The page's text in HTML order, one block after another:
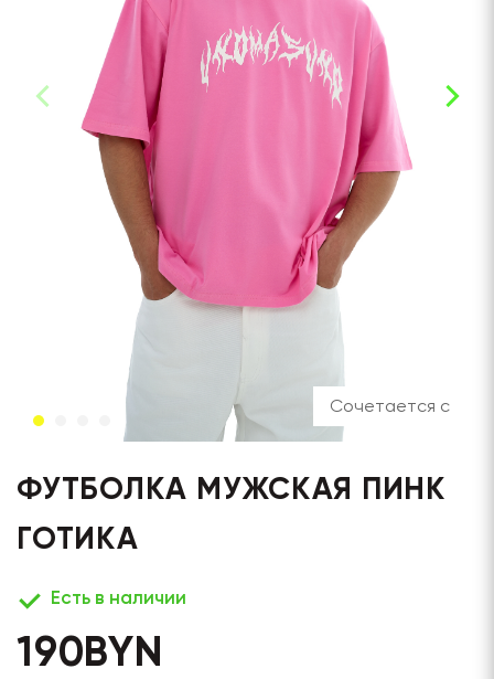
Сочетается с
ФУТБОЛКА МУЖСКАЯ ПИНК
ГОТИКА
Есть в наличии
190BYN